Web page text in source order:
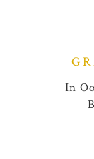
In